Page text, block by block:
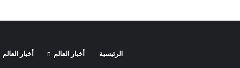
بالأسف دائما؟
الرئيسية أخبار العالم أخبار العالم